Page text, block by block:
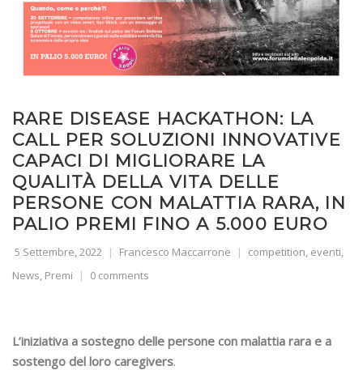
RARE DISEASE HACKATHON: LA
CALL PER SOLUZIONI INNOVATIVE
CAPACI DI MIGLIORARE LA
QUALITÀ DELLA VITA DELLE
PERSONE CON MALATTIA RARA, IN
PALIO PREMI FINO A 5.000 EURO
5 Settembre, 2022 Francesco Maccarrone competition, eventi,
News, Premi 0 comments
L’iniziativa a sostegno delle persone con malattia rara e a
sostengo del loro caregivers.